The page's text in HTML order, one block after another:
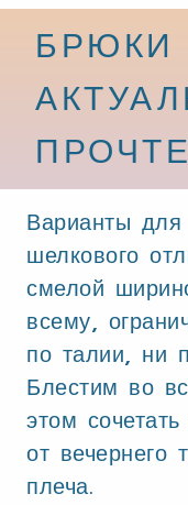
БРЮКИ
Варианты для
шелкового
смелой
всему,
по талии, ни
Блестим во
этом
от вечернего
плеча.